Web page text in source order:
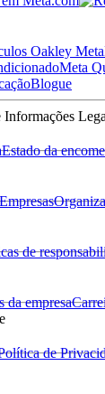
Oakley Meta
Meta
Blogue
Estado da
Empresas
de
da empresa
de